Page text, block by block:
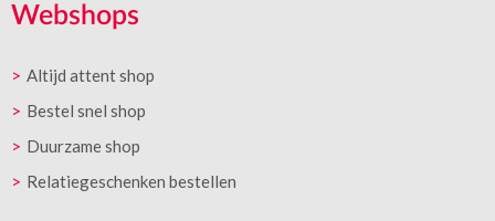
Webshops
Altijd attent shop
Bestel snel shop
Duurzame shop
Relatiegeschenken bestellen